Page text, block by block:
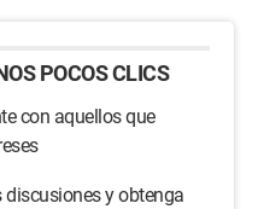
POCOS CLICS
con aquellos que
y obtenga